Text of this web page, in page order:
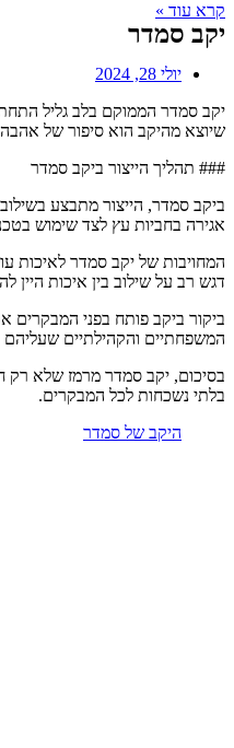
קרא עוד »
יקב סמדר
יולי 28, 2024
יקב סמדר הממוקם בלב גליל
שיוצא מהיקב הוא סיפור של אהבה
### תהליך הייצור ביקב סמדר
ביקב סמדר, הייצור מתבצע
אגירה בחביות עץ לצד שימוש
המחויבות של יקב סמדר לאיכות
דגש רב על שילוב בין איכות היין
ביקור ביקב פותח בפני המבקרים
המשפחתיים והקהילתיים
בסיכום, יקב סמדר מרמז שלא רק
בלתי נשכחות לכל המבקרים.
היקב של סמדר